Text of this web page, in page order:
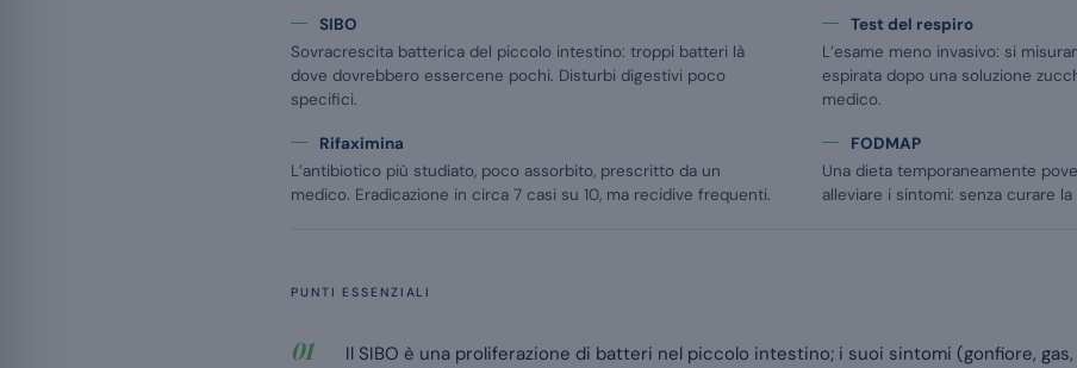
SIBO
Sovracrescita batterica del piccolo intestino: troppi batteri là
dove dovrebbero essercene pochi. Disturbi digestivi poco
specifici.
Test del respiro
L’esame meno invasivo: si
espirata dopo una soluzione
medico.
Rifaximina
L’antibiotico più studiato, poco assorbito, prescritto da un
medico. Eradicazione in circa 7 casi su 10, ma recidive frequenti.
FODMAP
Una dieta temporaneamente
alleviare i sintomi: senza curare la
PUNTI ESSENZIALI
Il SIBO è una proliferazione di batteri nel piccolo intestino; i suoi sintomi (gonfiore,